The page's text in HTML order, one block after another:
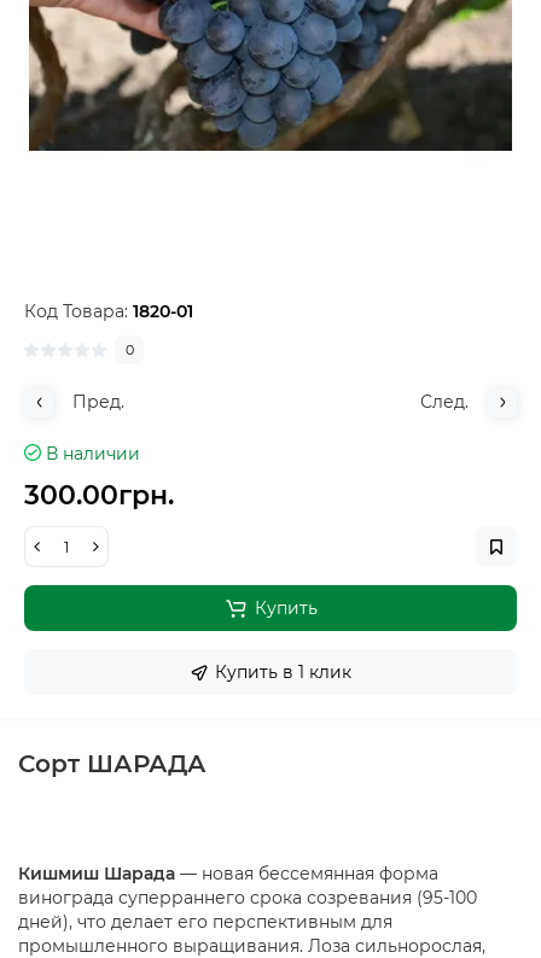
Код Товара: 1820-01
0
Пред. След.
В наличии
300.00грн.
Купить
Купить в 1 клик
Сорт ШАРАДА
Кишмиш Шарада — новая бессемянная форма
винограда суперраннего срока созревания (95-100
дней), что делает его перспективным для
промышленного выращивания. Лоза сильнорослая,